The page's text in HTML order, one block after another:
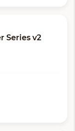
Series v2